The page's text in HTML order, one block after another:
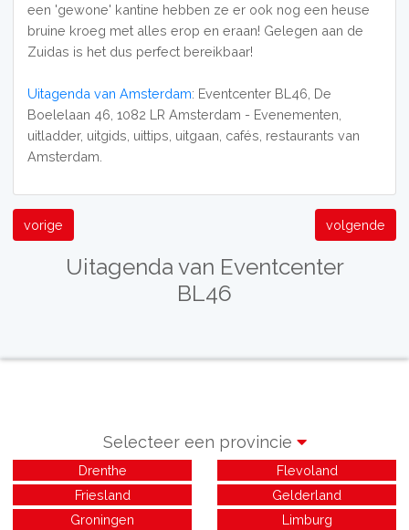
een 'gewone' kantine hebben ze er ook nog een heuse
bruine kroeg met alles erop en eraan! Gelegen aan de
Zuidas is het dus perfect bereikbaar!
Uitagenda van Amsterdam: Eventcenter BL46, De
Boelelaan 46, 1082 LR Amsterdam - Evenementen,
uitladder, uitgids, uittips, uitgaan, cafés, restaurants van
Amsterdam.
vorige volgende
Uitagenda van Eventcenter
BL46
Selecteer een provincie
Drenthe
Flevoland
Friesland
Gelderland
Groningen
Limburg